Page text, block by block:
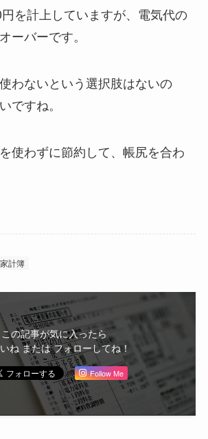
を計上していますが、電気代の
ーバーです。
わないという選択肢はないの
ですね。
使わずに節約して、帳尻を合わ
家計簿
この記事が気に入ったら
ね または フォローしてね！
Follow Me